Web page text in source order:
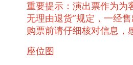
重要提示：演出票作为为
无理由退货”规定，一经售
购票前请仔细核对信息，
座位图